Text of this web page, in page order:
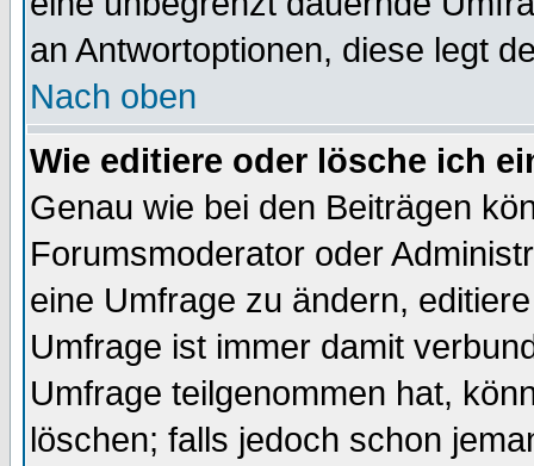
an Antwortoptionen, diese legt
Nach oben
Wie editiere oder lösche ich
Genau wie bei den Beiträgen
Forumsmoderator oder
eine Umfrage zu ändern,
Umfrage ist immer damit
Umfrage teilgenommen hat,
löschen; falls jedoch schon